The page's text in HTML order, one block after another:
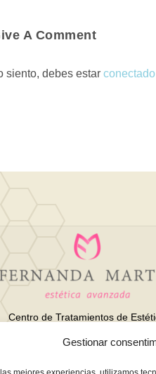
Gestionar
Tummy
Surgery
A Comment
siento, debes estar conectado
Centro de Tratamientos de
Avanzada y Belleza en Motril